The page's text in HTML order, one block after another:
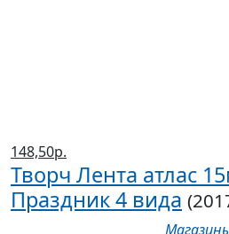
148,50р.
Творч Лента атлас
Праздник 4 вида